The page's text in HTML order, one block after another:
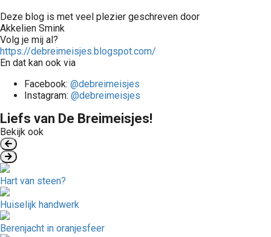
Deze blog is met veel plezier geschreven door
Akkelien Smink
Volg je mij al?
https://debreimeisjes.blogspot.com/
En dat kan ook via
Facebook: @debreimeisjes
Instagram: @debreimeisjes
Liefs van De Breimeisjes!
Bekijk ook
Hart van steen?
Huiselijk handwerk
Berenjacht in oranjesfeer